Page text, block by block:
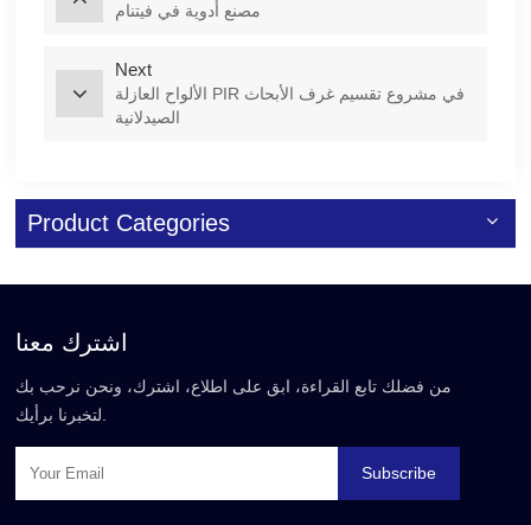
مصنع أدوية في فيتنام
Next
الألواح العازلة PIR في مشروع تقسيم غرف الأبحاث
الصيدلانية
Product Categories
اشترك معنا
من فضلك تابع القراءة، ابق على اطلاع، اشترك، ونحن نرحب بك
Subscribe